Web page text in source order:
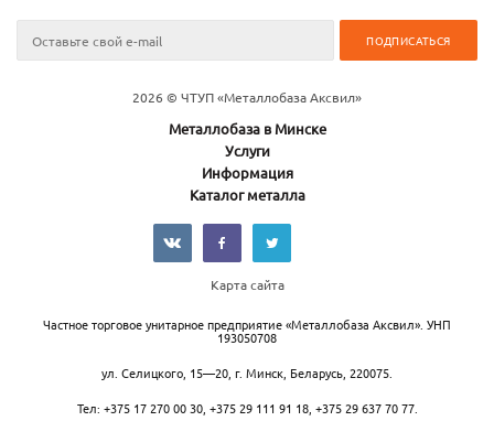
2026 © ЧТУП «Металлобаза Аксвил»
Металлобаза в Минске
Услуги
Информация
Каталог металла
Карта сайта
Частное торговое унитарное предприятие «Металлобаза Аксвил». УНП
193050708
ул. Селицкого, 15—20 г. Минск Беларусь, 220075.
Тел: +375 17 270 00 30, +375 29 111 91 18, +375 29 637 70 77.